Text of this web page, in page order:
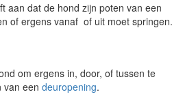
aan dat de hond zijn poten van een
of ergens vanaf of uit moet springen.
om ergens in, door, of tussen te
van een deuropening.